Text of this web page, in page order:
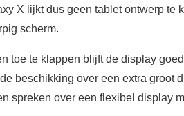
X lijkt dus geen tablet ontwerp te
scherm.
toe te klappen blijft de display
beschikking over een extra groot
spreken over een flexibel display